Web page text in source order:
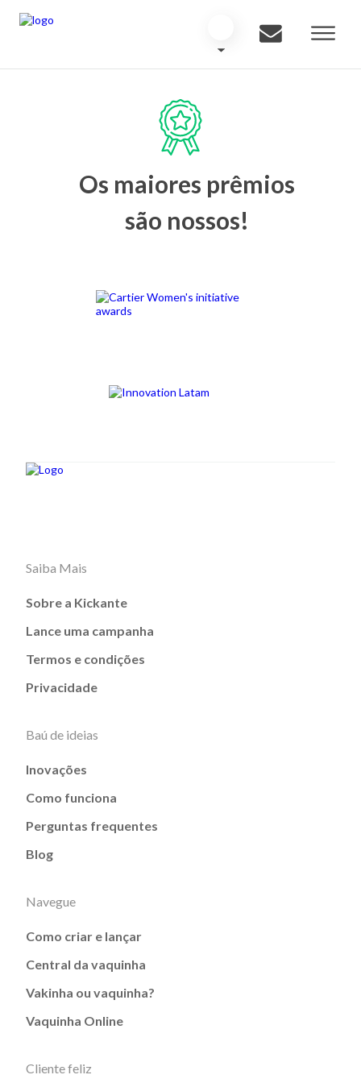
Os maiores prêmios
são nossos!
Saiba Mais
Sobre a Kickante
Lance uma campanha
Termos e condições
Privacidade
Baú de ideias
Inovações
Como funciona
Perguntas frequentes
Blog
Navegue
Como criar e lançar
Central da vaquinha
Vakinha ou vaquinha?
Vaquinha Online
Cliente feliz